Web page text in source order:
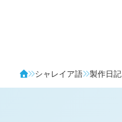
シャレイア語 製作日記